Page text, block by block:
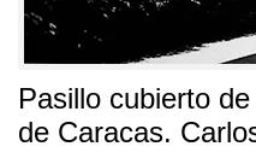
Pasillo cubierto
de Caracas.